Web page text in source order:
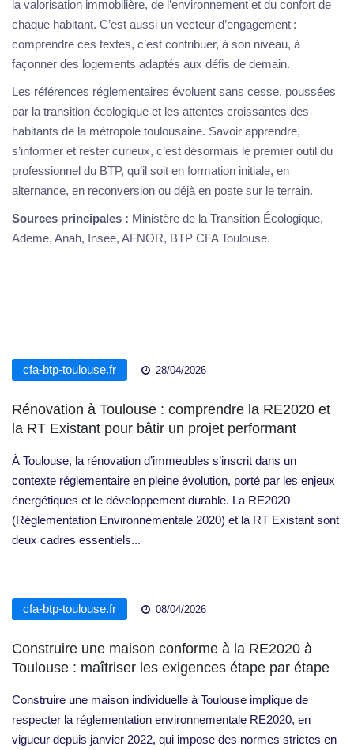
la valorisation immobilière, de l’environnement et du confort de
chaque habitant. C’est aussi un vecteur d’engagement :
comprendre ces textes, c’est contribuer, à son niveau, à
façonner des logements adaptés aux défis de demain.
Les références réglementaires évoluent sans cesse, poussées
par la transition écologique et les attentes croissantes des
habitants de la métropole toulousaine. Savoir apprendre,
s’informer et rester curieux, c’est désormais le premier outil du
professionnel du BTP, qu’il soit en formation initiale, en
alternance, en reconversion ou déjà en poste sur le terrain.
Sources principales : Ministère de la Transition Écologique,
Ademe, Anah, Insee, AFNOR, BTP CFA Toulouse.
cfa-btp-toulouse.fr 28/04/2026
Rénovation à Toulouse : comprendre la RE2020 et
la RT Existant pour bâtir un projet performant
À Toulouse, la rénovation d’immeubles s’inscrit dans un
contexte réglementaire en pleine évolution, porté par les enjeux
énergétiques et le développement durable. La RE2020
(Réglementation Environnementale 2020) et la RT Existant sont
deux cadres essentiels...
cfa-btp-toulouse.fr 08/04/2026
Construire une maison conforme à la RE2020 à
Toulouse : maîtriser les exigences étape par étape
Construire une maison individuelle à Toulouse implique de
respecter la réglementation environnementale RE2020, en
vigueur depuis janvier 2022, qui impose des normes strictes en